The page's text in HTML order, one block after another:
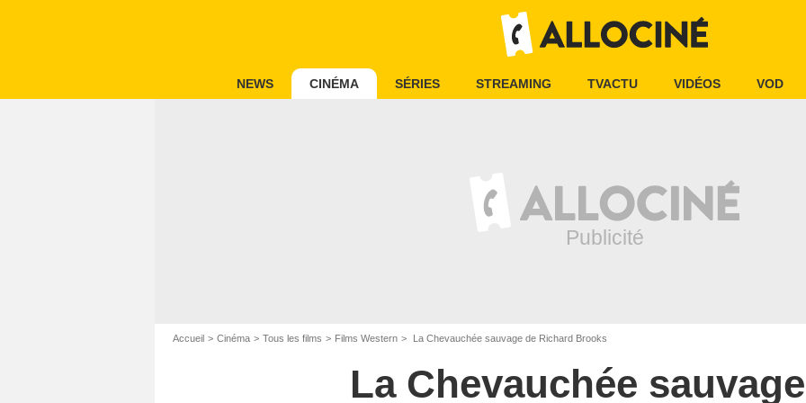
NEWS CINÉMA SÉRIES STREAMING TVACTU VIDÉOS VOD
Accueil Cinéma Tous les films Films Western La Chevauchée sauvage de Richard Brooks
La Chevauchée sauvage